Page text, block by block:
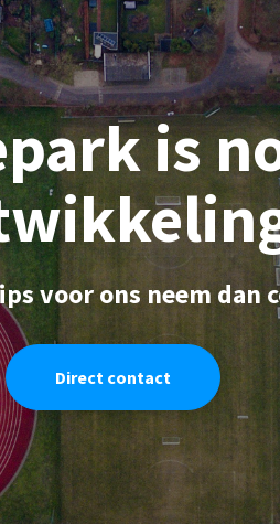
is
voor ons neem dan
Direct contact